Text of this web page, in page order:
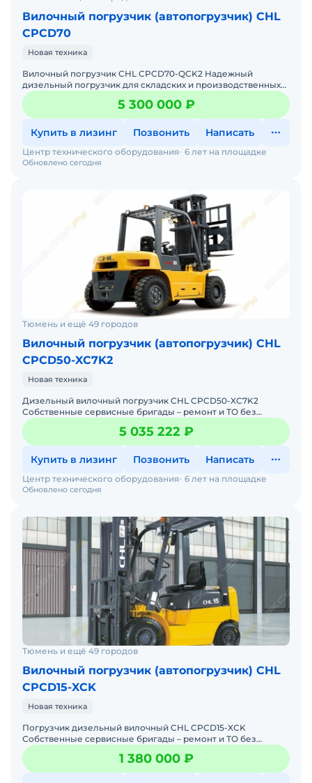
Вилочный погрузчик (автопогрузчик) CHL
CPCD70
Новая техника
Вилочный погрузчик CHL CPCD70-QCK2 Надежный
дизельный погрузчик для складских и производственных
задач Мы предлагаем: Доставку по России от 2-х дней
Собствен
5 300 000 ₽
Купить в лизинг Позвонить Написать
Обновлено сегодня
Центр технического оборудования 6 лет на площадке
Тюмень и ещё 49 городов
Вилочный погрузчик (автопогрузчик) CHL
CPCD50-XC7K2
Новая техника
Дизельный вилочный погрузчик CHL CPCD50-XC7K2
Собственные сервисные бригады – ремонт и ТО без
простоев. Гарантия 12 месяцев + постгарантийное
обслуживание.
5 035 222 ₽
Купить в лизинг Позвонить Написать
Обновлено сегодня
Центр технического оборудования 6 лет на площадке
Тюмень и ещё 49 городов
Вилочный погрузчик (автопогрузчик) CHL
CPCD15-XCK
Новая техника
Погрузчик дизельный вилочный CHL CPCD15-XCK
Собственные сервисные бригады – ремонт и ТО без
простоев. Гарантия 12 месяцев + постгарантийное
1 380 000 ₽